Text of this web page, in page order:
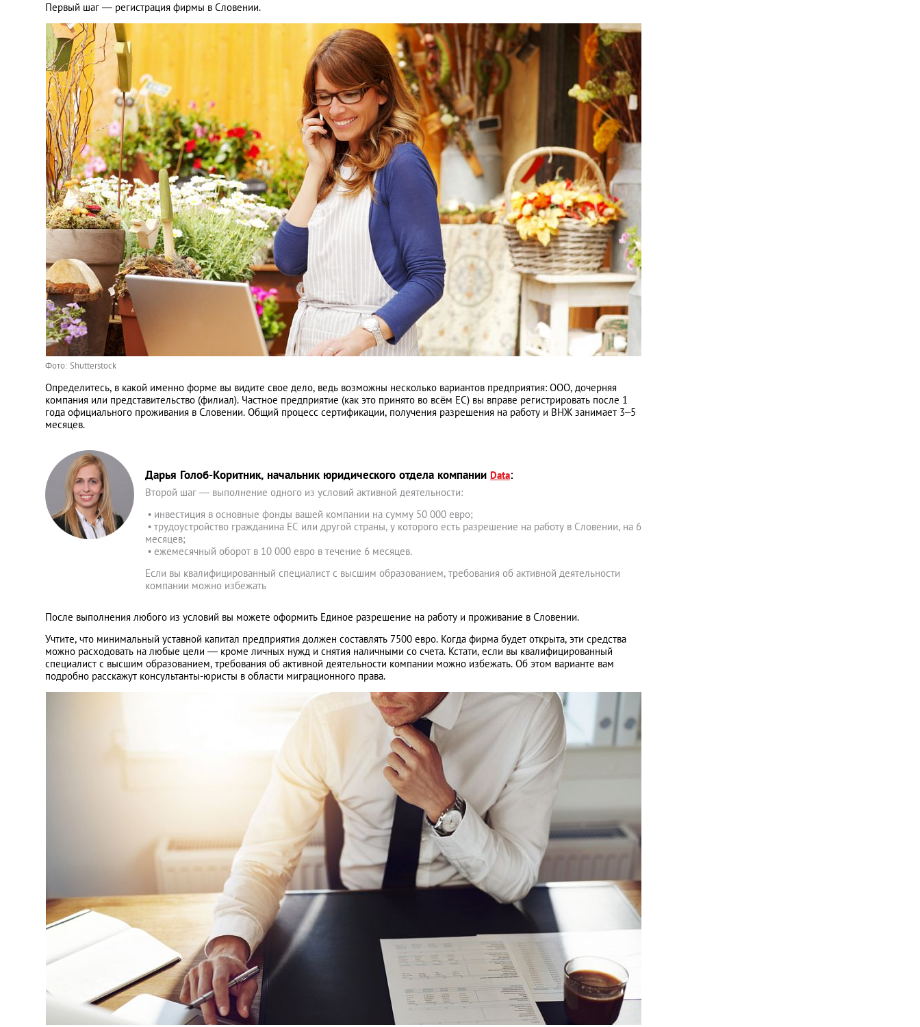
Первый шаг — регистрация фирмы в Словении.
Фото: Shutterstock
Определитесь, в какой именно форме вы видите свое дело, ведь возможны несколько вариантов предприятия: ООО, дочерняя
компания или представительство (филиал). Частное предприятие (как это принято во всём ЕС) вы вправе регистрировать после 1
года официального проживания в Словении. Общий процесс сертификации, получения разрешения на работу и ВНЖ занимает 3–5
месяцев.
Дарья Голоб-Коритник, начальник юридического отдела компании Data:
Второй шаг ― выполнение одного из условий активной деятельности:
• инвестиция в основные фонды вашей компании на сумму 50 000 евро;
• трудоустройство гражданина ЕС или другой страны, у которого есть разрешение на работу в Словении, на 6
месяцев;
• ежемесячный оборот в 10 000 евро в течение 6 месяцев.
Если вы квалифицированный специалист с высшим образованием, требования об активной деятельности
компании можно избежать
После выполнения любого из условий вы можете оформить Единое разрешение на работу и проживание в Словении.
Учтите, что минимальный уставной капитал предприятия должен составлять 7500 евро. Когда фирма будет открыта, эти средства
можно расходовать на любые цели ― кроме личных нужд и снятия наличными со счета. Кстати, если вы квалифицированный
специалист с высшим образованием, требования об активной деятельности компании можно избежать. Об этом варианте вам
подробно расскажут консультанты-юристы в области миграционного права.